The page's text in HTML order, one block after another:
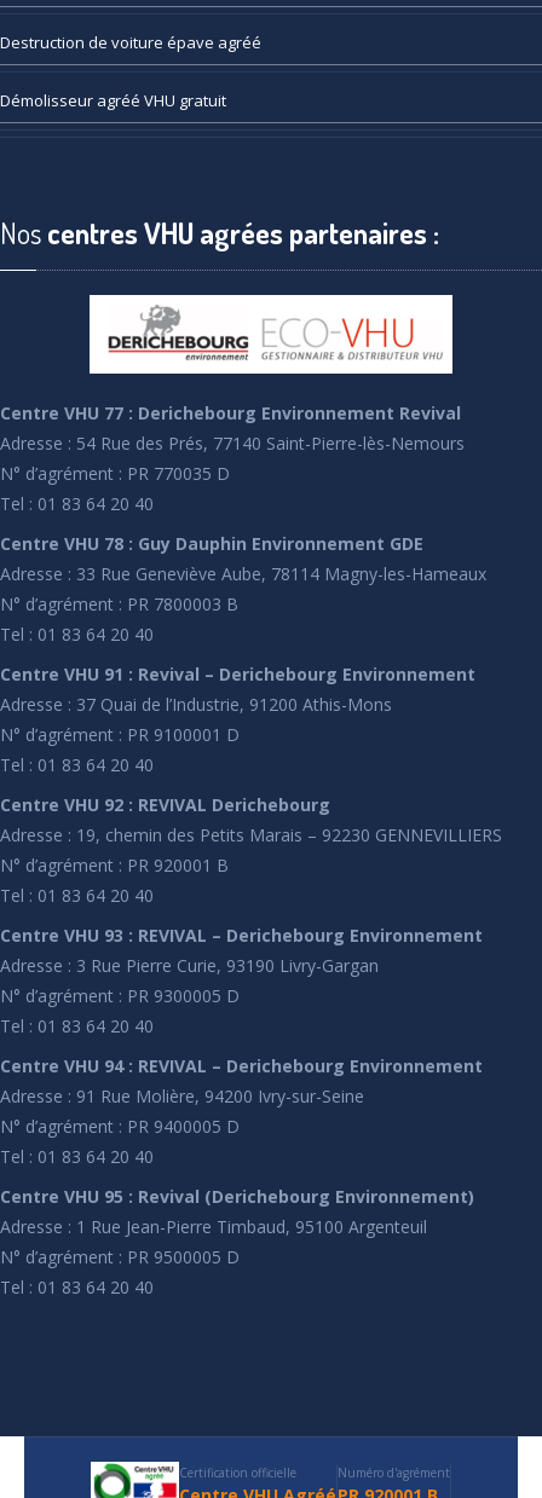
Destruction de voiture épave agréé
Démolisseur agréé VHU gratuit
Noscentres VHU agrées partenaires :
Centre VHU 77 : Derichebourg Environnement Revival
Adresse : 54 Rue des Prés, 77140 Saint-Pierre-lès-Nemours
N° d’agrément : PR 770035 D
Tel : 01 83 64 20 40
Centre VHU 78 : Guy Dauphin Environnement GDE
Adresse : 33 Rue Geneviève Aube, 78114 Magny-les-Hameaux
N° d’agrément : PR 7800003 B
Tel : 01 83 64 20 40
Centre VHU 91 : Revival – Derichebourg Environnement
Adresse : 37 Quai de l’Industrie, 91200 Athis-Mons
N° d’agrément : PR 9100001 D
Tel : 01 83 64 20 40
Centre VHU 92 : REVIVAL Derichebourg
Adresse : 19, chemin des Petits Marais – 92230 GENNEVILLIERS
N° d’agrément : PR 920001 B
Tel : 01 83 64 20 40
Centre VHU 93 : REVIVAL – Derichebourg Environnement
Adresse : 3 Rue Pierre Curie, 93190 Livry-Gargan
N° d’agrément : PR 9300005 D
Tel : 01 83 64 20 40
Centre VHU 94 : REVIVAL – Derichebourg Environnement
Adresse : 91 Rue Molière, 94200 Ivry-sur-Seine
N° d’agrément : PR 9400005 D
Tel : 01 83 64 20 40
Centre VHU 95 : Revival (Derichebourg Environnement)
Adresse : 1 Rue Jean-Pierre Timbaud, 95100 Argenteuil
N° d’agrément : PR 9500005 D
Tel : 01 83 64 20 40
Certification officielle Numéro d'agrément